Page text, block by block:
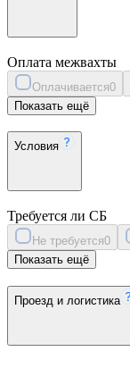
Оплата межвахты
Оплачивается0
Показать ещё
Условия
Требуется ли СБ
Не требуется0
Показать ещё
Проезд и логистика